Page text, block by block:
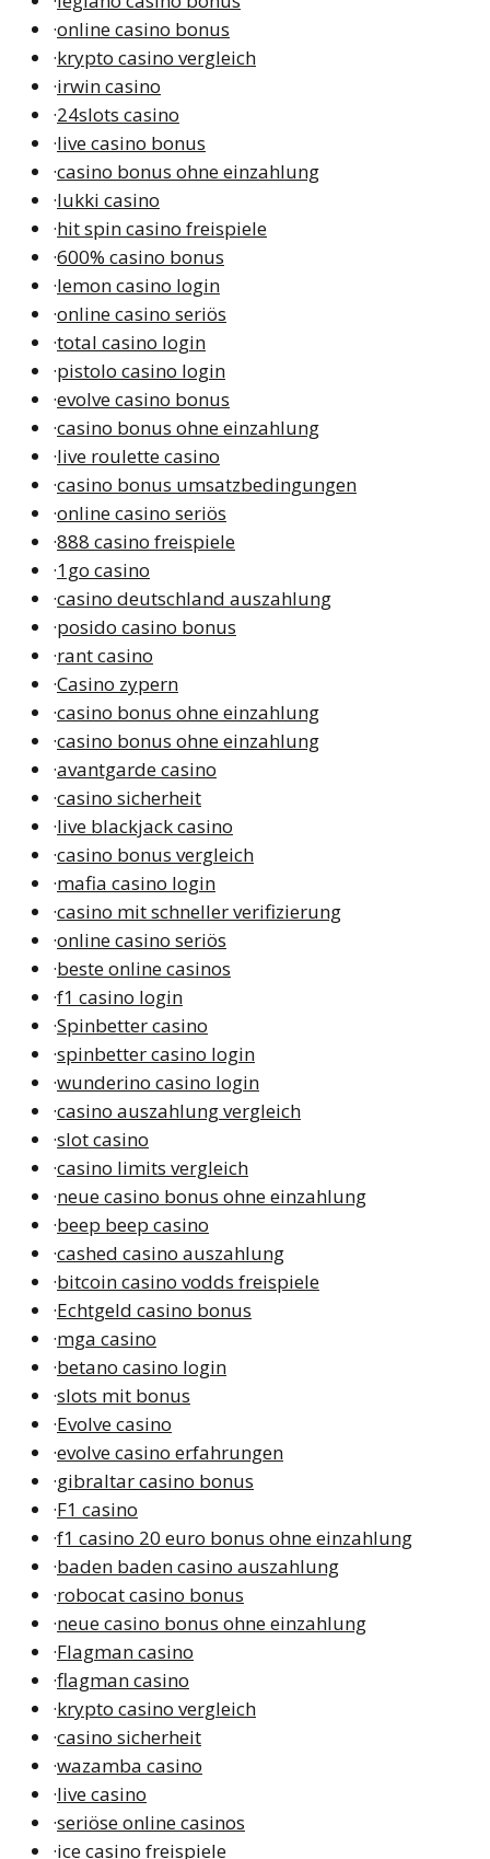
·online casino bonus
·krypto casino vergleich
·irwin casino
·24slots casino
·live casino bonus
·casino bonus ohne einzahlung
·lukki casino
·hit spin casino freispiele
·600% casino bonus
·lemon casino login
·online casino seriös
·total casino login
·pistolo casino login
·evolve casino bonus
·casino bonus ohne einzahlung
·live roulette casino
·casino bonus umsatzbedingungen
·online casino seriös
·888 casino freispiele
·1go casino
·casino deutschland auszahlung
·posido casino bonus
·rant casino
·Casino zypern
·casino bonus ohne einzahlung
·casino bonus ohne einzahlung
·avantgarde casino
·casino sicherheit
·live blackjack casino
·casino bonus vergleich
·mafia casino login
·casino mit schneller verifizierung
·online casino seriös
·beste online casinos
·f1 casino login
·Spinbetter casino
·spinbetter casino login
·wunderino casino login
·casino auszahlung vergleich
·slot casino
·casino limits vergleich
·neue casino bonus ohne einzahlung
·beep beep casino
·cashed casino auszahlung
·bitcoin casino vodds freispiele
·Echtgeld casino bonus
·mga casino
·betano casino login
·slots mit bonus
·Evolve casino
·evolve casino erfahrungen
·gibraltar casino bonus
·F1 casino
·f1 casino 20 euro bonus ohne einzahlung
·baden baden casino auszahlung
·robocat casino bonus
·neue casino bonus ohne einzahlung
·Flagman casino
·flagman casino
·krypto casino vergleich
·casino sicherheit
·wazamba casino
·live casino
·seriöse online casinos
·ice casino freispiele